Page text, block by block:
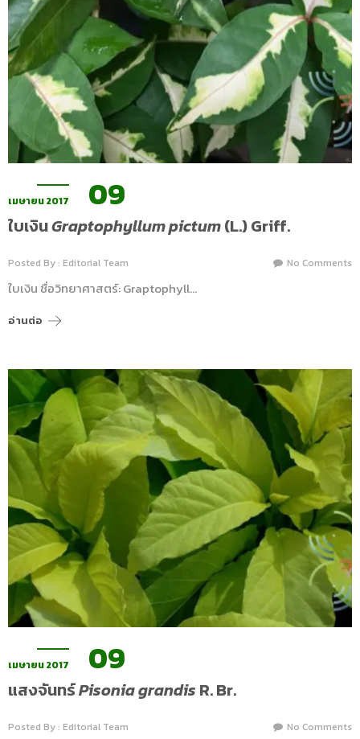
เมษายน 2017 09
ใบเงินGraptophyllum pictum(L.) Griff.
Posted By : Editorial Team No Comments
ใบเงิน ชื่อวิทยาศาสตร์: Graptophyll…
อ่านต่อ
เมษายน 2017 09
แสงจันทร์Pisonia grandis R. Br.
Posted By : Editorial Team No Comments